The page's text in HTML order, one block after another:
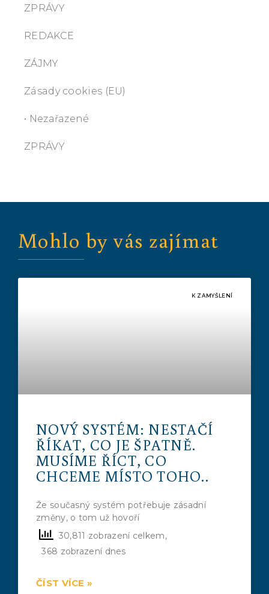
ZPRÁVY
REDAKCE
ZÁJMY
Zásady cookies (EU)
• Nezařazené
ZPRÁVY
Mohlo by vás zajímat
K ZAMYŠLENÍ
NOVÝ SYSTÉM: NESTAČÍ
ŘÍKAT, CO JE ŠPATNĚ.
MUSÍME ŘÍCT, CO
CHCEME MÍSTO TOHO..
Že současný systém potřebuje zásadní
změny, o tom už hovoří
30,811 zobrazení celkem,
368 zobrazení dnes
ČÍST VÍCE »